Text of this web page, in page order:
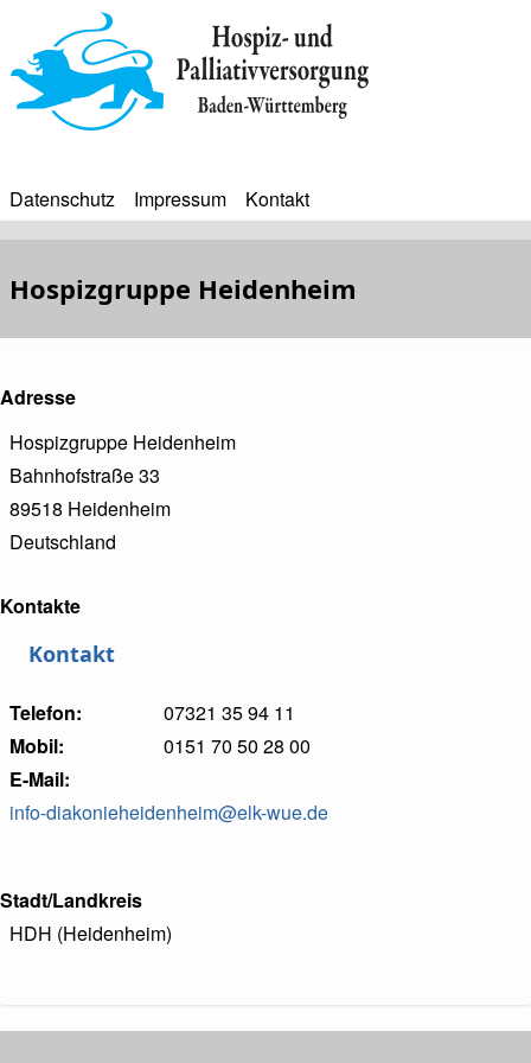
zum
Inhalt
BIP
Datenschutz Impressum Kontakt
Bürgerinfoportal
Hospizgruppe Heidenheim
Adresse
Hospizgruppe Heidenheim
Bahnhofstraße 33
89518 Heidenheim
Deutschland
Kontakte
Kontakt
Telefon
07321 35 94 11
Mobil
0151 70 50 28 00
E-Mail
info-diakonieheidenheim@elk-wue.de
Stadt/Landkreis
HDH (Heidenheim)